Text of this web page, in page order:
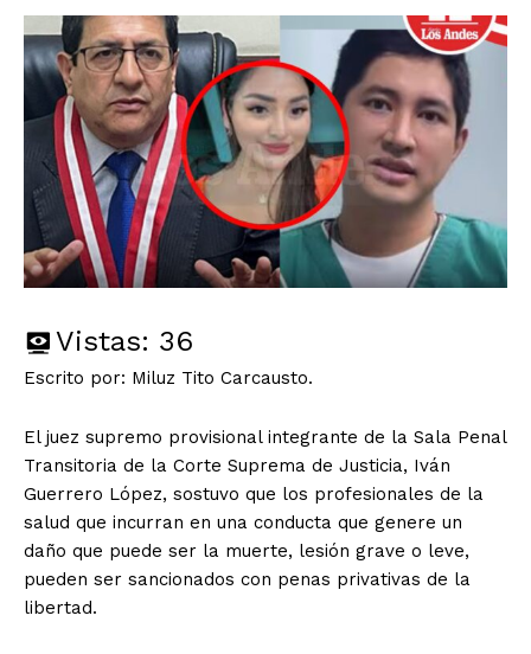
Vistas: 36
Escrito por: Miluz Tito Carcausto.
El juez supremo provisional integrante de la Sala Penal
Transitoria de la Corte Suprema de Justicia, Iván
Guerrero López, sostuvo que los profesionales de la
salud que incurran en una conducta que genere un
daño que puede ser la muerte, lesión grave o leve,
pueden ser sancionados con penas privativas de la
libertad.